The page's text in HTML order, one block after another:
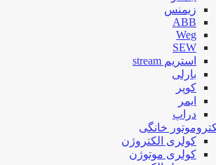
زیمنس
ABB
Weg
SEW
استریم stream
بارلی
کوپر
ایمر
دراپ
خانگی
کولری الکتروژن
کولری موتوژن